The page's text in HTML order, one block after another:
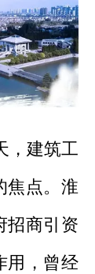
，建筑工
焦点。淮
招商引资
用，曾经